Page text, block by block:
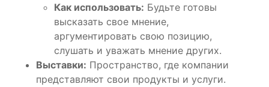
Как использовать: Будьте готовы
высказать свое мнение,
аргументировать свою позицию,
слушать и уважать мнение других.
Выставки: Пространство, где компании
представляют свои продукты и услуги.